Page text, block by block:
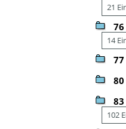
21
14
102